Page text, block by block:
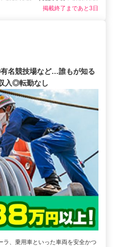
掲載終了まであと3日
名競技場など…誰もが知る
入◎転勤なし
ラ、乗用車といった車両を安全かつ